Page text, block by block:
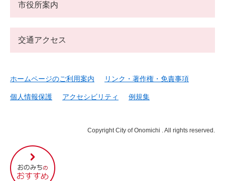
尾
道
市
市役所案内
交通アクセス
ホームページのご利用案内 リンク・著作権・免責事項
個人情報保護 アクセシビリティ 例規集
Copyright City of Onomichi . All rights reserved.